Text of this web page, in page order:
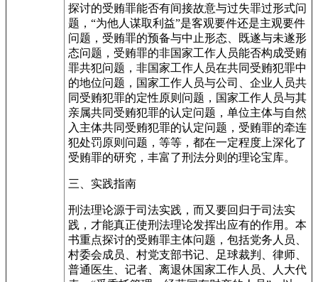
探讨的受贿罪能否有间接故意与过失罪过形式问
题，“为他人谋取利益”是客观要件还是主观要件
问题，受贿罪的预备与中止形态、既遂与未遂形
态问题，受贿罪的非国家工作人员能否构成受贿
罪共犯问题，非国家工作人员在共同受贿犯罪中
的地位问题，国家工作人员与公司、企业人员共
同受贿犯罪的定性原则问题，国家工作人员与其
亲属共同受贿犯罪的认定问题，单位主体与自然
入主体共同受贿犯罪的认定问题，受贿罪的牵连
犯处罚原则问题，等等，都在一定程度上深化了
受贿罪的研究，丰富了刑法分则的理论宝库。
三、实践指南
刑法理论源于司法实践，而又要回归于司法实
践，才能真正使刑法理论发挥出应有的作用。本
书重点探讨的受贿罪主体问题，包括党务人员、
村委会成员、村党支部书记、足球裁判、律师、
普通医生、记者、离退休国家工作人员、人大代